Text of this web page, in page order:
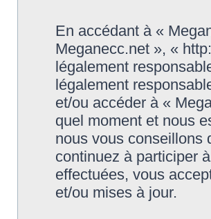
En accédant à «
Meganecc.net », «
légalement
légalement
et/ou accéder à «
quel moment et nous
nous vous conseillons
continuez à participer
effectuées, vous
et/ou mises à jour.